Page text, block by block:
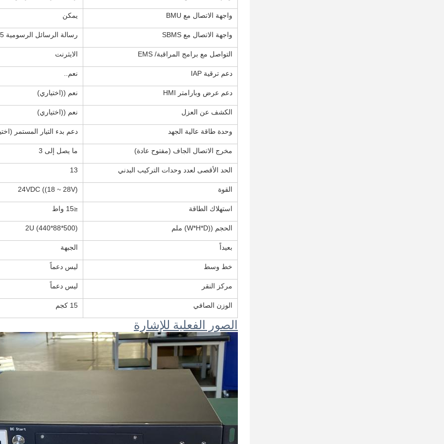
واجهة الاتصال مع BMU يمكن
واجهة الاتصال مع SBMS رسالة الرسائل الرسومية 485/كان
التواصل مع برامج المراقبة/ EMS الايثرنت
دعم ترقية IAP نعم..
دعم عرض وبارامتر HMI نعم ((اختياري)
الكشف عن العزل نعم ((اختياري)
وحدة طاقة عالية الجهد دعم بدء التيار المستمر
مخرج الاتصال الجاف (مفتوح عادة) ما يصل إلى 3
الحد الأقصى لعدد وحدات التركيب البدني 13
القوة 24VDC ((18 ~ 28V)
استهلاك الطاقة ≤15 واط
الحجم ((W*H*D) ملم 2U (440*88*500)
بعيداً الجبهة
خط وسط ليس دعماً
مركز النقر ليس دعماً
الوزن الصافي 15 كجم
الصور الفعلية للإشارة